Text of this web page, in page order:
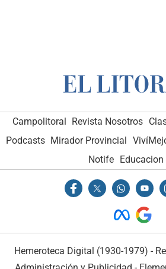
Campolitoral Revista Nosotros
Podcasts Mirador Provincial
Notife Educacion
Hemeroteca Digital (1930-1979) -